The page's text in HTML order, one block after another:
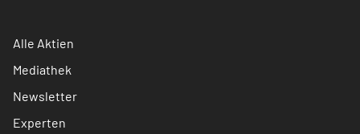
Alle Aktien
Mediathek
Newsletter
Experten